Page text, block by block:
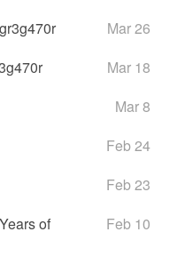
Mar 26
Mar 18
Mar 8
Feb 24
Feb 23
of
Feb 10